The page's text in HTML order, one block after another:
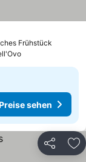
Frühstück
sehen
Teilen